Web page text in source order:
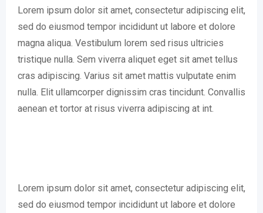
Lorem ipsum dolor sit amet, consectetur adipiscing elit,
sed do eiusmod tempor incididunt ut labore et dolore
magna aliqua. Vestibulum lorem sed risus ultricies
tristique nulla. Sem viverra aliquet eget sit amet tellus
cras adipiscing. Varius sit amet mattis vulputate enim
nulla. Elit ullamcorper dignissim cras tincidunt. Convallis
aenean et tortor at risus viverra adipiscing at int.
Lorem ipsum dolor sit amet, consectetur adipiscing elit,
sed do eiusmod tempor incididunt ut labore et dolore